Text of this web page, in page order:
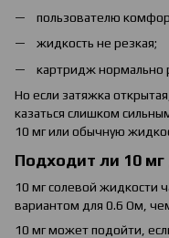
пользователю
жидкость не резкая;
картридж нормально
Но если затяжка
казаться слишком
10 мг или обычную
Подходит ли 10
10 мг солевой жидкости
вариантом для 0.6 Ом,
10 мг может подойти,